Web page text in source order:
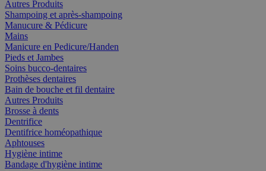
Autres Produits
Shampoing et après-shampoing
Manucure & Pédicure
Mains
Manicure en Pedicure/Handen
Pieds et Jambes
Soins bucco-dentaires
Prothèses dentaires
Bain de bouche et fil dentaire
Autres Produits
Brosse à dents
Dentrifice
Dentifrice homéopathique
Aphtouses
Hygiène intime
Bandage d'hygiène intime